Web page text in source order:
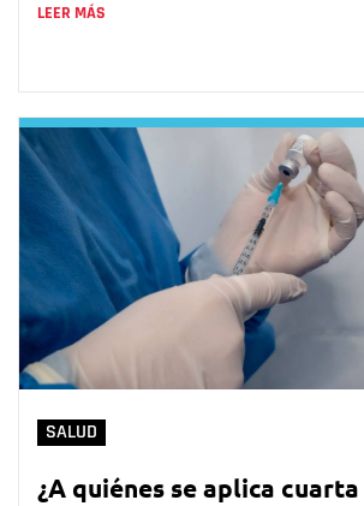
LEER MÁS
SALUD
¿A quiénes se aplica